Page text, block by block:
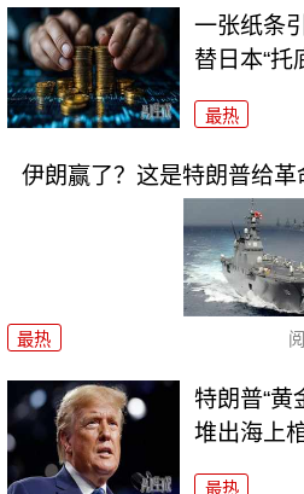
一张纸条
替日本“托
最热
伊朗赢了？这是特朗普给革
最热
特朗普“黄
堆出海上
最热